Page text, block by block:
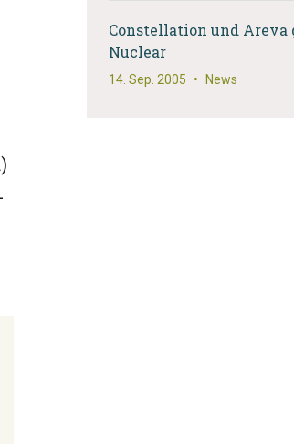
Constellation und Areva
Nuclear
14. Sep. 2005 • News